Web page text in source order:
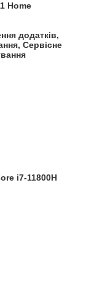
Home
додатків,
Сервісне
i7-11800H